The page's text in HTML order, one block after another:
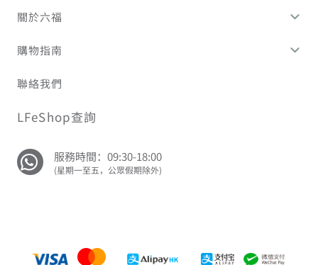
關於六福
購物指南
聯絡我們
LFeShop查詢
服務時間：09:30-18:00
(星期一至五，公眾假期除外)